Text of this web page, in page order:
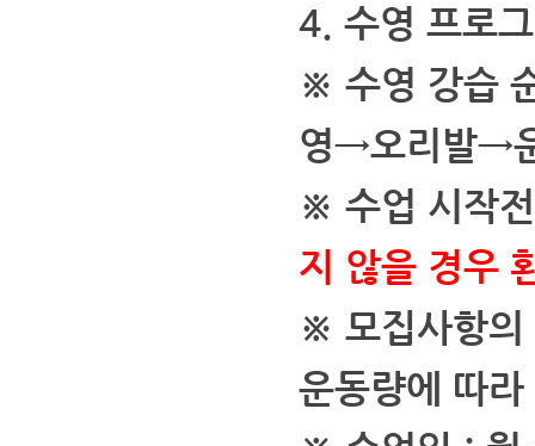
4. 수영 프로
※ 수영 강습
영→오리발→
※ 수업 시작
지 않을 경우
※ 모집사항의
운동량에 따